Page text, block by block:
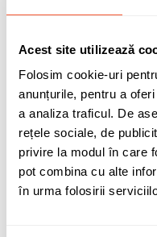
Acest site utilizează
Folosim cookie-uri
anunțurile, pentru a
a analiza traficul. De
rețele sociale, de
privire la modul în care
pot combina cu alte
în urma folosirii
Clasa zgomot
Aplicatie anvelopa
Dimensiune anvelopa
Tip utilizare
Tip produs
Specificatii
Clasa anvelopa